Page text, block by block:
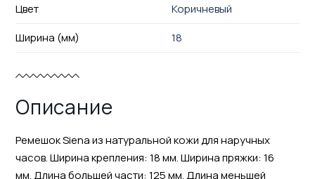
Цвет
Коричневый
Ширина (мм)
18
Описание
Ремешок Siena из натуральной кожи для наручных
часов. Ширина крепления: 18 мм. Ширина пряжки: 16
мм. Длина большей части: 125 мм. Длина меньшей